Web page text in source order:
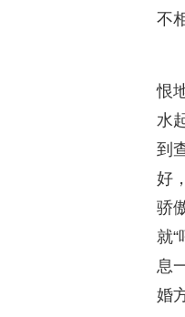
不
恨
水
到
好
骄
就
息
婚